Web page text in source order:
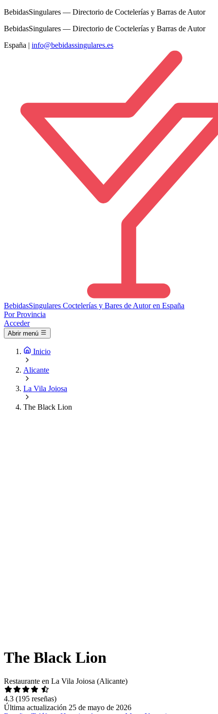
BebidasSingulares — Directorio de Coctelerías y Barras de Autor
BebidasSingulares — Directorio de Coctelerías y Barras de Autor
España | info@bebidassingulares.es
BebidasSingulares Coctelerías y Bares de Autor en España
Por Provincia
Acceder
Abrir menú
Inicio
Alicante
La Vila Joiosa
The Black Lion
The Black Lion
Restaurante en La Vila Joiosa (Alicante)
4.3 (195 reseñas)
Última actualización 25 de mayo de 2026